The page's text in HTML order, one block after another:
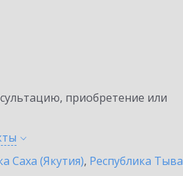
приобретение или
Саха (Якутия), Республика Тыва